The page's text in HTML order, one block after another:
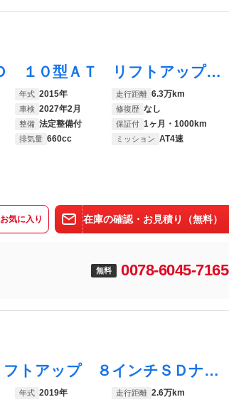
ジムニー ランドベンチャー ４ＷＤ １０型ＡＴ リフトアップ ＳＤナビ フルセグＴＶ レザーシート Ｂｌｕｅｔｏｏｔｈ 前後ドラレコ 柿本改マフラー 社外グリル サイドガード シートヒーター 社外テールライト 純正１６ＡＷ
年式 2015年 走行距離 6.3万km
車検 2027年2月 修復歴 なし
整備 法定整備付 保証付 1ヶ月・1000km
排気量 660cc ミッション AT4速
お気に入り 在庫の確認・お見積り（無料）
無料 0078-6045-7165
ジムニー ＸＧ ４ＷＤ ５ＭＴ リフトアップ ８インチＳＤナビ ヒッチメンバ フロントガード ブリッツサイドガード ヒッチカーゴ Ｂｌｕｅｔｏｏｔｈ ＬＥＤルーフランプ ターボタイマ 社外マフラー 電動ウィンチ記録簿
年式 2019年 走行距離 2.6万km